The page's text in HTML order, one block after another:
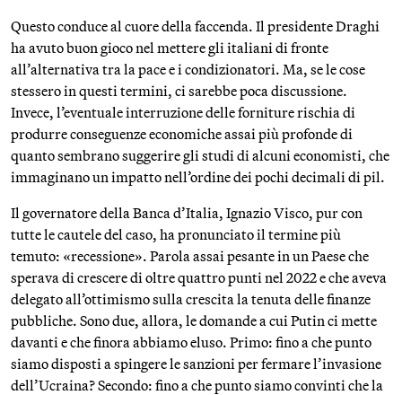
Questo conduce al cuore della faccenda. Il presidente Draghi
ha avuto buon gioco nel mettere gli italiani di fronte
all’alternativa tra la pace e i condizionatori. Ma, se le cose
stessero in questi termini, ci sarebbe poca discussione.
Invece, l’eventuale interruzione delle forniture rischia di
produrre conseguenze economiche assai più profonde di
quanto sembrano suggerire gli studi di alcuni economisti, che
immaginano un impatto nell’ordine dei pochi decimali di pil.
Il governatore della Banca d’Italia, Ignazio Visco, pur con
tutte le cautele del caso, ha pronunciato il termine più
temuto: «recessione». Parola assai pesante in un Paese che
sperava di crescere di oltre quattro punti nel 2022 e che aveva
delegato all’ottimismo sulla crescita la tenuta delle finanze
pubbliche. Sono due, allora, le domande a cui Putin ci mette
davanti e che finora abbiamo eluso. Primo: fino a che punto
siamo disposti a spingere le sanzioni per fermare l’invasione
dell’Ucraina? Secondo: fino a che punto siamo convinti che la